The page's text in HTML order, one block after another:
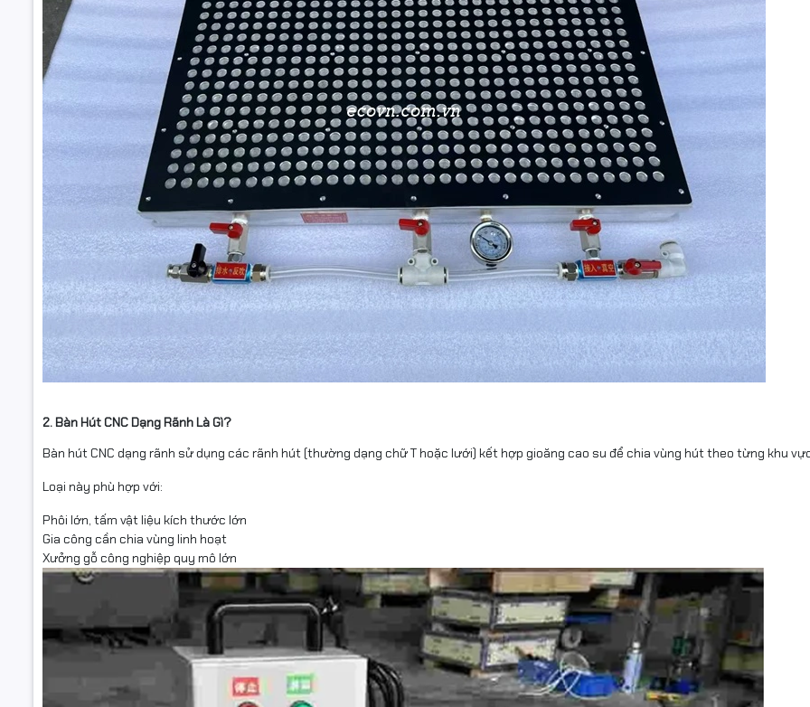
2. Bàn Hút CNC Dạng Rãnh Là Gì?
Bàn hút CNC dạng rãnh sử dụng các rãnh hút (thường dạng chữ T hoặc lưới) kết hợp gioăng cao su để chia vùng hút theo từng khu
Loại này phù hợp với:
Phôi lớn, tấm vật liệu kích thước lớn
Gia công cần chia vùng linh hoạt
Xưởng gỗ công nghiệp quy mô lớn